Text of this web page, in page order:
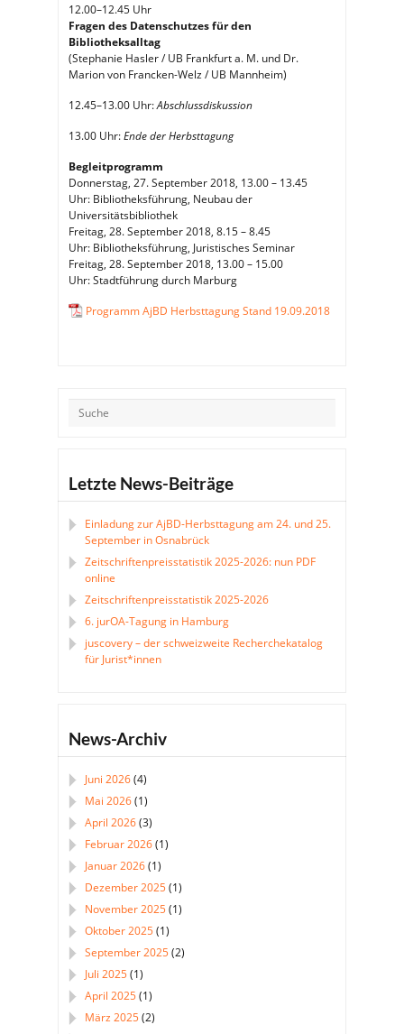
12.00–12.45 Uhr
Fragen des Datenschutzes für den
Bibliotheksalltag
(Stephanie Hasler / UB Frankfurt a. M. und Dr.
Marion von Francken-Welz / UB Mannheim)
12.45–13.00 Uhr:Abschlussdiskussion
13.00 Uhr:Ende der Herbsttagung
Begleitprogramm
Donnerstag, 27. September 2018, 13.00 – 13.45
Uhr: Bibliotheksführung, Neubau der
Universitätsbibliothek
Freitag, 28. September 2018, 8.15 – 8.45
Uhr: Bibliotheksführung, Juristisches Seminar
Freitag, 28. September 2018, 13.00 – 15.00
Uhr: Stadtführung durch Marburg
Programm AjBD Herbsttagung Stand 19.09.2018
Letzte News-Beiträge
Einladung zur AjBD-Herbsttagung am 24. und 25.
September in Osnabrück
Zeitschriftenpreisstatistik 2025-2026: nun PDF
online
Zeitschriftenpreisstatistik 2025-2026
6. jurOA-Tagung in Hamburg
juscovery – der schweizweite Recherchekatalog
für Jurist*innen
News-Archiv
Juni 2026(4)
Mai 2026(1)
April 2026(3)
Februar 2026(1)
Januar 2026(1)
Dezember 2025(1)
November 2025(1)
Oktober 2025(1)
September 2025(2)
Juli 2025(1)
April 2025(1)
März 2025(2)